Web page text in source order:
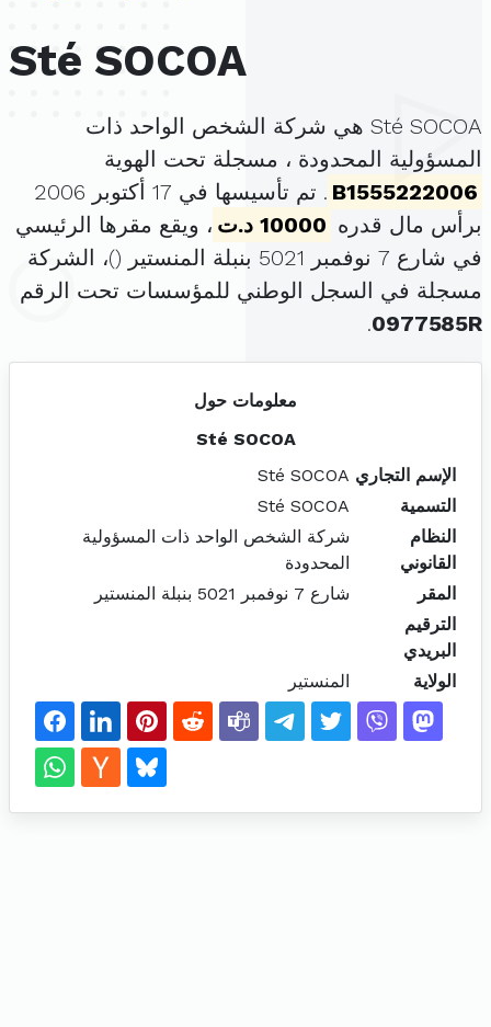
Sté SOCOA
Sté SOCOA هي شركة الشخص الواحد ذات
المسؤولية المحدودة ، مسجلة تحت الهوية
B1555222006
. تم تأسيسها في 17 أكتوبر 2006
برأس مال قدره 10000 د.ت
، ويقع مقرها الرئيسي
في شارع 7 نوفمبر 5021 بنبلة المنستير (
)، الشركة
مسجلة في السجل الوطني للمؤسسات تحت الرقم
0977585R
.
معلومات حول
Sté SOCOA
الإسم التجاري Sté SOCOA
التسمية
Sté SOCOA
النظام
القانوني
شركة الشخص الواحد ذات المسؤولية
المحدودة
المقر
شارع 7 نوفمبر 5021 بنبلة المنستير
الترقيم
البريدي
الولاية
المنستير